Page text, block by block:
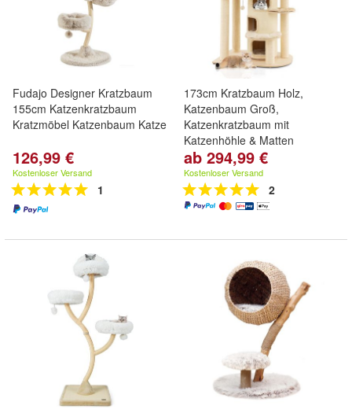
Fudajo Designer Kratzbaum
155cm Katzenkratzbaum
Kratzmöbel Katzenbaum Katze
126,99 €
Kostenloser Versand
1
173cm Kratzbaum Holz,
Katzenbaum Groß,
Katzenkratzbaum mit
Katzenhöhle & Matten
ab 294,99 €
Kostenloser Versand
2